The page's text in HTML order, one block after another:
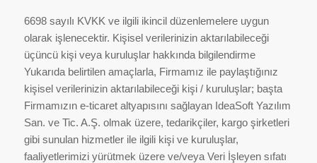
6698 sayılı KVKK ve ilgili ikincil düzenlemelere uygun
olarak işlenecektir. Kişisel verilerinizin aktarılabileceği
üçüncü kişi veya kuruluşlar hakkında bilgilendirme
Yukarıda belirtilen amaçlarla, Firmamız ile paylaştığınız
kişisel verilerinizin aktarılabileceği kişi / kuruluşlar; başta
Firmamızın e-ticaret altyapısını sağlayan IdeaSoft Yazılım
San. ve Tic. A.Ş. olmak üzere, tedarikçiler, kargo şirketleri
gibi sunulan hizmetler ile ilgili kişi ve kuruluşlar,
faaliyetlerimizi yürütmek üzere ve/veya Veri İşleyen sıfatı